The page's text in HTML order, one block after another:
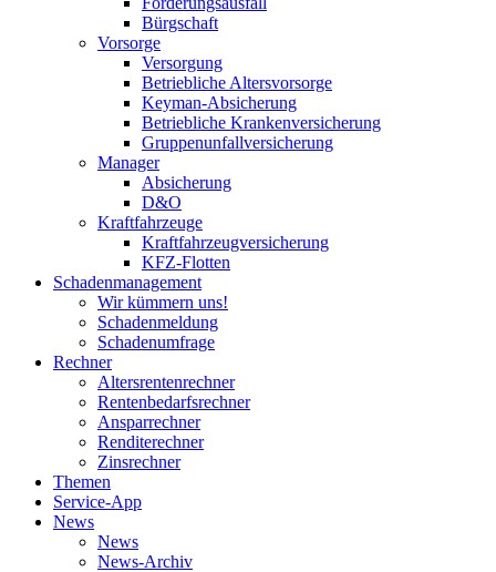
Bürgschaft
Vorsorge
Versorgung
Betriebliche Altersvorsorge
Keyman-Absicherung
Betriebliche Krankenversicherung
Gruppenunfallversicherung
Manager
Absicherung
D&O
Kraftfahrzeuge
Kraftfahrzeugversicherung
KFZ-Flotten
Schadenmanagement
Wir kümmern uns!
Schadenmeldung
Schadenumfrage
Rechner
Altersrentenrechner
Rentenbedarfsrechner
Ansparrechner
Renditerechner
Zinsrechner
Themen
Service-App
News
News
News-Archiv